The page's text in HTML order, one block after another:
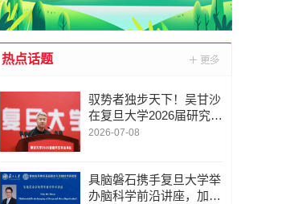
热点话题
驭势者独步天下！吴甘沙
在复旦大学2026届研究生
毕业典礼致辞
2026-07-08
具脑磐石携手复旦大学举
办脑科学前沿讲座，加速